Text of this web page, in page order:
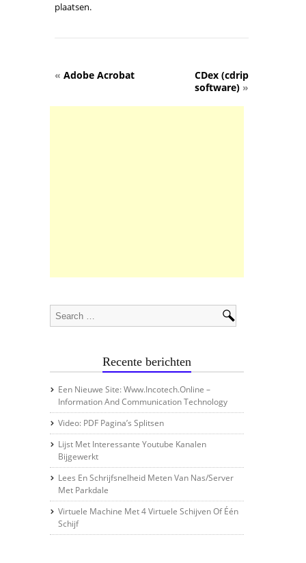
plaatsen.
« Adobe Acrobat
CDex (cdrip
software) »
Recente berichten
Een Nieuwe Site: Www.incotech.online –
Information And Communication Technology
Video: PDF Pagina’s Splitsen
Lijst Met Interessante Youtube Kanalen
Bijgewerkt
Lees En Schrijfsnelheid Meten Van Nas/server
Met Parkdale
Virtuele Machine Met 4 Virtuele Schijven Of Één
Schijf